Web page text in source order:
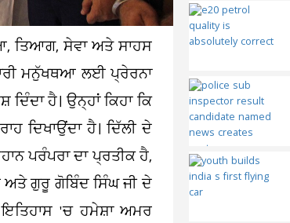
ਤਿਆਗ, ਸੇਵਾ ਅਤੇ ਸਾਹਸ
ਮਨੁੱਖਥਆ ਲਈ ਪ੍ਰੇਰਨਾ
ਹੈ। ਉਨ੍ਹਾਂ ਕਿਹਾ ਕਿ
ਦਿਖਾਉਂਦਾ ਹੈ। ਦਿੱਲੀ ਦੇ
ਪਰੰਪਰਾ ਦਾ ਪ੍ਰਤੀਕ ਹੈ,
ਅਤੇ ਗੁਰੂ ਗੋਬਿੰਦ ਸਿੰਘ ਜੀ ਦੇ
'ਚ ਹਮੇਸ਼ਾ ਅਮਰ